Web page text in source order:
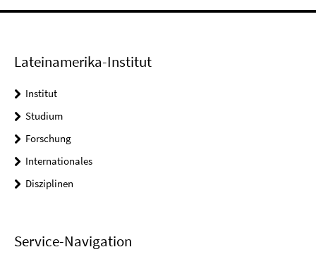
Lateinamerika-Institut
Institut
Studium
Forschung
Internationales
Disziplinen
Service-Navigation